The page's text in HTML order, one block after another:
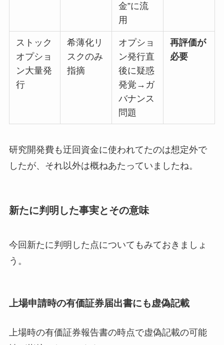
金”に流
用
ストック
オプショ
ン大量発
行
希薄化リ
スクのみ
指摘
オプショ
ン発行直
後に疑惑
発覚→ガ
バナンス
問題
再評価が
必要
研究開発費も迂回資金に使われてたのは想定外で
したが、それ以外は概ねあたっていましたね。
新たに判明した事実とその意味
今回新たに判明した点についてもみておきましょ
う。
上場申請時の有価証券届出書にも虚偽記載
上場時の有価証券報告書の時点で虚偽記載の可能